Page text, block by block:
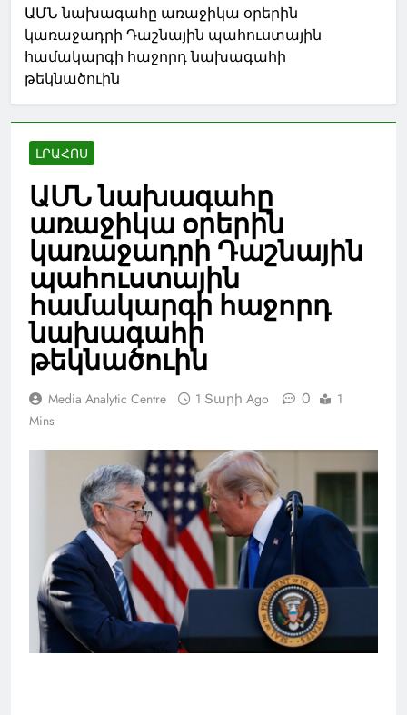
ԱՄՆ նախագահը առաջիկա օրերին
կառաջադրի Դաշնային պահուստային
համակարգի հաջորդ նախագահի
թեկնածուին
ԼՐԱՀՈՍ
ԱՄՆ նախագահը
առաջիկա օրերին
կառաջադրի Դաշնային
պահուստային
համակարգի հաջորդ
նախագահի
թեկնածուին
Media Analytic Centre 1 Տարի Ago 0
1
Mins